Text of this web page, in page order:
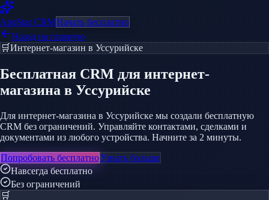
AppStarCRMНачать бесплатно
Назад на главную
🛒Интернет-магазин в Уссурийске
Бесплатная CRM для интернет-
магазина в Уссурийске
Для интернет-магазина в Уссурийске мы создали бесплатную
CRM без ограничений. Управляйте контактами, сделками и
документами из любого устройства. Начните за 2 минуты.
Попробовать бесплатноУзнать больше
Навсегда бесплатно
Без ограничений
🛒